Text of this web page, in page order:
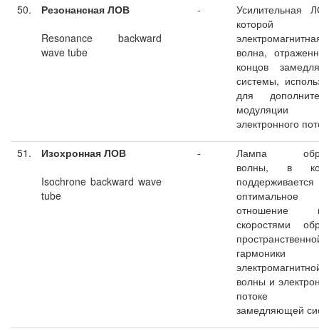
50.
Резонансная ЛОВ
Resonance backward
wave tube
-
Усилительная
которой
волна,
концов
системы,
для
модуляции
электронного
51.
Изохронная ЛОВ
Isochrone backward wave
tube
-
Лампа
волны, в
поддерживается
оптимальное
отношение
скоростями
гармоники
волны и
потоке
замедляющей